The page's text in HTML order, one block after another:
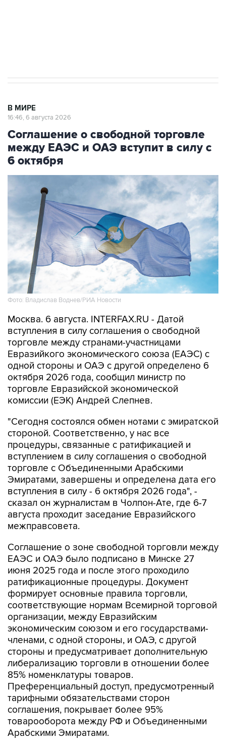
В МИРЕ
16:46, 6 августа 2026
Соглашение о свободной торговле
между ЕАЭС и ОАЭ вступит в силу с
6 октября
Фото: Владислав Воднев/РИА Новости
Москва. 6 августа. INTERFAX.RU - Датой
вступления в силу соглашения о свободной
торговле между странами-участницами
Евразийкого экономического союза (ЕАЭС) с
одной стороны и ОАЭ с другой определено 6
октября 2026 года, сообщил министр по
торговле Евразийской экономической
комиссии (ЕЭК) Андрей Слепнев.
"Сегодня состоялся обмен нотами с эмиратской
стороной. Соответственно, у нас все
процедуры, связанные с ратификацией и
вступлением в силу соглашения о свободной
торговле с Объединенными Арабскими
Эмиратами, завершены и определена дата его
вступления в силу - 6 октября 2026 года", -
сказал он журналистам в Чолпон-Ате, где 6-7
августа проходит заседание Евразийского
межправсовета.
Соглашение о зоне свободной торговли между
ЕАЭС и ОАЭ было подписано в Минске 27
июня 2025 года и после этого проходило
ратификационные процедуры. Документ
формирует основные правила торговли,
соответствующие нормам Всемирной торговой
организации, между Евразийским
экономическим союзом и его государствами-
членами, с одной стороны, и ОАЭ, с другой
стороны и предусматривает дополнительную
либерализацию торговли в отношении более
85% номенклатуры товаров.
Преференциальный доступ, предусмотренный
тарифными обязательствами сторон
соглашения, покрывает более 95%
товарооборота между РФ и Объединенными
Арабскими Эмиратами.